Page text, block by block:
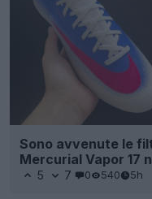
Sono avvenute le
Mercurial Vapor 17
5 7 0 540 5h